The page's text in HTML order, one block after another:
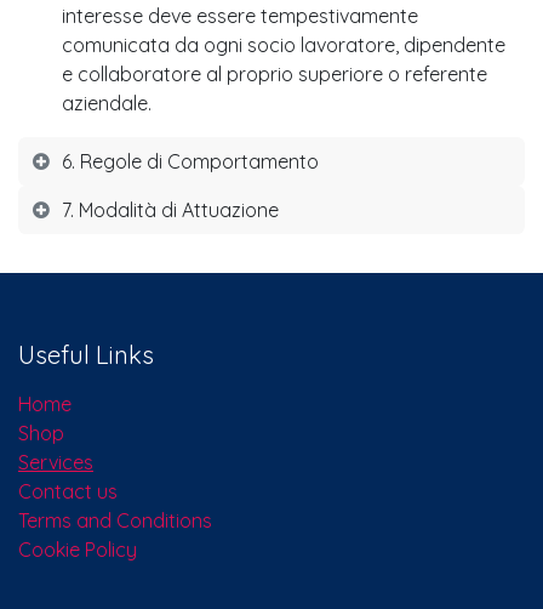
interesse deve essere tempestivamente
comunicata da ogni socio lavoratore, dipendente
e collaboratore al proprio superiore o referente
aziendale.
6. Regole di Comportamento
7. Modalità di Attuazione
Useful Links
Home
Shop
Services
Contact us
Terms and Conditions
Cookie Policy